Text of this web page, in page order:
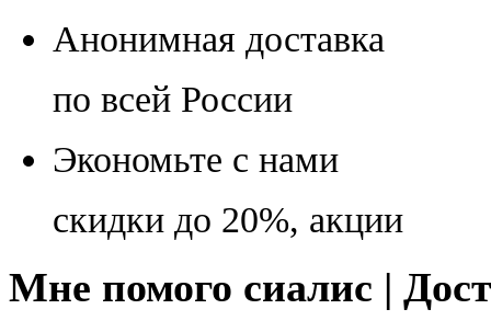
Анонимная доставка
по всей России
Экономьте с нами
скидки до 20%, акции
Мне помого сиалис |